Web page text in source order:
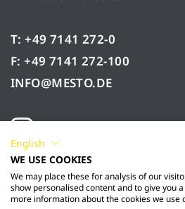
T: +49 7141 272-0
F: +49 7141 272-100
INFO@MESTO.DE
English
WE USE COOKIES
We may place these for analysis of our
show personalised content and to give you
more information about the cookies we use